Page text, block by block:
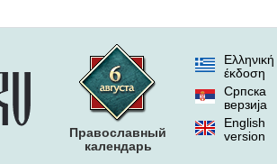
Православный
календарь
Ελληνική
έκδοση
Српска
верзиjа
English
version